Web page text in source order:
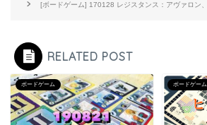
[ボードゲーム] 170128 レジスタンス：アヴァロン
RELATED POST
ボードゲーム ボードゲーム